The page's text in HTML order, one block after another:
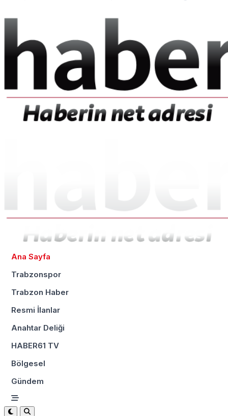
Ana Sayfa
Trabzonspor
Trabzon Haber
Resmi İlanlar
Anahtar Deliği
HABER61 TV
Bölgesel
Gündem